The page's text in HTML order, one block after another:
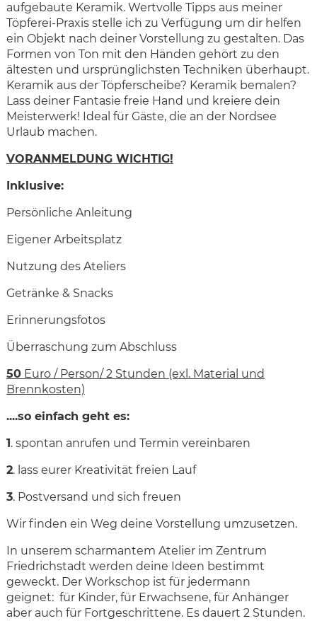
aufgebaute Keramik. Wertvolle Tipps aus meiner
Töpferei-Praxis stelle ich zu Verfügung um dir helfen
ein Objekt nach deiner Vorstellung zu gestalten. Das
Formen von Ton mit den Händen gehört zu den
ältesten und ursprünglichsten Techniken überhaupt.
Keramik aus der Töpferscheibe? Keramik bemalen?
Lass deiner Fantasie freie Hand und kreiere dein
Meisterwerk! Ideal für Gäste, die an der Nordsee
Urlaub machen.
VORANMELDUNG WICHTIG!
Inklusive:
Persönliche Anleitung
Eigener Arbeitsplatz
Nutzung des Ateliers
Getränke & Snacks
Erinnerungsfotos
Überraschung zum Abschluss
50Euro / Person/ 2 Stunden (exl. Material und
Brennkosten)
....so einfach geht es:
1. spontan anrufen und Termin vereinbaren
2. lass eurer Kreativität freien Lauf
3. Postversand und sich freuen
Wir finden ein Weg deine Vorstellung umzusetzen.
In unserem scharmantem Atelier im Zentrum
Friedrichstadt werden deine Ideen bestimmt
geweckt. Der Workschop ist für jedermann
geignet: für Kinder, für Erwachsene, für Anhänger
aber auch für Fortgeschrittene. Es dauert 2 Stunden.